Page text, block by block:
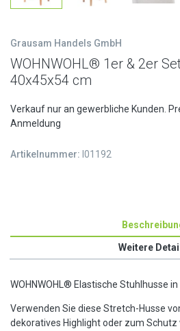
Grausam Handels GmbH
WOHNWOHL® 1er & 2er
40x45x54 cm
Verkauf nur an gewerbliche Kunden.
Anmeldung
Artikelnummer: I01192
Weitere
WOHNWOHL® Elastische Stuhlhusse
Verwenden Sie diese Stretch-Husse
dekoratives Highlight oder zum Schutz